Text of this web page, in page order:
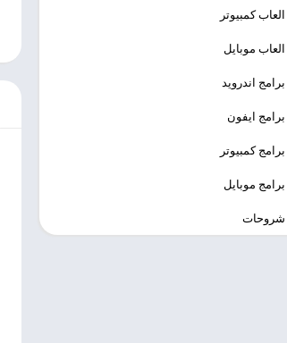
العاب كمبيوتر
العاب موبايل
برامج اندرويد
برامج ايفون
برامج كمبيوتر
برامج موبايل
شروحات